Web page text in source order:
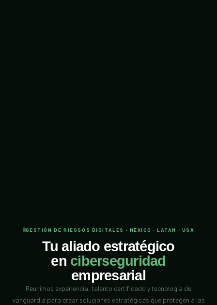
GESTIÓN DE RIESGOS DIGITALES · MÉXICO · LATAM · USA
Tu aliado estratégico
en ciberseguridad
empresarial
Reunimos experiencia, talento certificado y tecnología de
vanguardia para crear soluciones estratégicas que protegen a las